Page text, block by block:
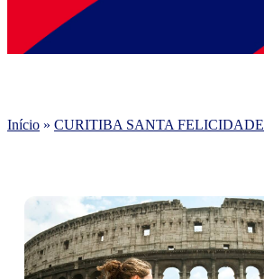
Início » CURITIBA SANTA FELICIDADE